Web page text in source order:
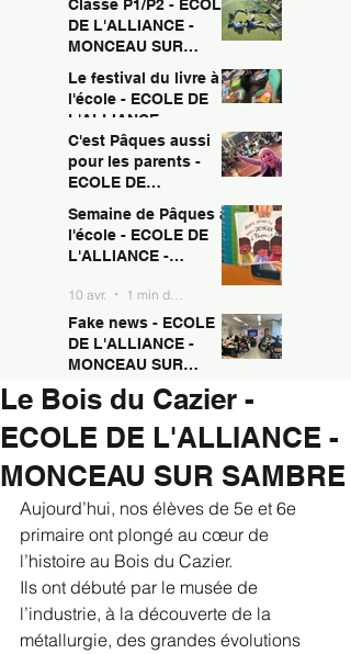
Classe P1/P2 - ECOLE
DE L'ALLIANCE -
MONCEAU SUR
10 avr. 1 min de lecture
Le festival du livre à
l'école - ECOLE DE
L'ALLIANCE -
MONCEAU SUR
SAMBRE
10 avr. 1 min de lecture
C'est Pâques aussi
pour les parents -
ECOLE DE
MONCEAU SUR
SAMBRE
10 avr. 1 min de lecture
Semaine de Pâques à
l'école - ECOLE DE
L'ALLIANCE -
SAMBRE
10 avr.
Fake news - ECOLE
DE L'ALLIANCE -
MONCEAU SUR
SAMBRE
10 avr. 1 min de lecture
Le Bois du Cazier -
ECOLE DE L'ALLIANCE -
MONCEAU SUR SAMBRE
Aujourd’hui, nos élèves de 5e et 6e
primaire ont plongé au cœur de
l’histoire au Bois du Cazier.
Ils ont débuté par le musée de
l’industrie, à la découverte de la
métallurgie, des grandes évolutions